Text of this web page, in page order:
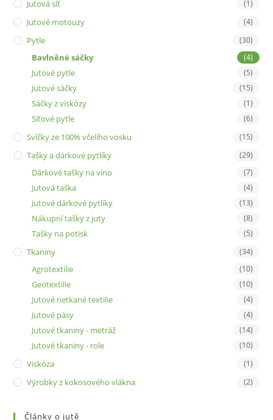
Jutová síť (1)
Jutové motouzy (4)
Pytle (30)
Bavlněné sáčky (4)
Jutové pytle (5)
Jutové sáčky (15)
Sáčky z viskózy (1)
Síťové pytle (6)
Svíčky ze 100% včelího vosku (15)
Tašky a dárkové pytlíky (29)
Dárkové tašky na víno (7)
Jutová taška (4)
Jutové dárkové pytlíky (13)
Nákupní tašky z juty (8)
Tašky na potisk (5)
Tkaniny (34)
Agrotextilie (10)
Geotextilie (10)
Jutové netkané textilie (4)
Jutové pásy (4)
Jutové tkaniny - metráž (14)
Jutové tkaniny - role (10)
Viskóza (1)
Výrobky z kokosového vlákna (2)
Články o jutě